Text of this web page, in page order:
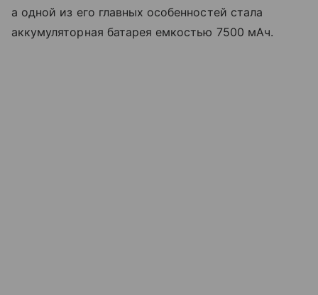
а одной из его главных особенностей стала
аккумуляторная батарея емкостью 7500 мАч.